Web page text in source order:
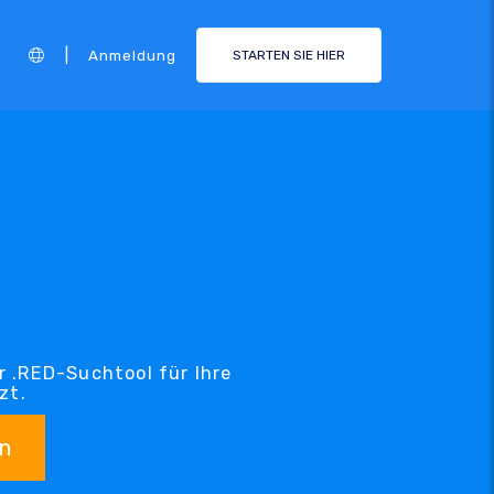
Anmeldung STARTEN SIE HIER
.RED-Suchtool für Ihre